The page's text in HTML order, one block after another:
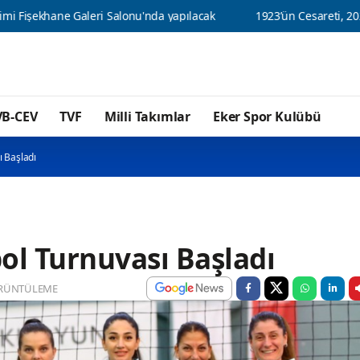
yapılacak 1923’ün Cesareti, 2026’nın Şampiyonluğu
CEV TVF Milli Takımlar Eker Spor Kulübü
Turnuvası Başladı